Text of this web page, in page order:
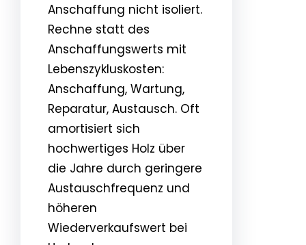
Anschaffung nicht isoliert.
Rechne statt des
Anschaffungswerts mit
Lebenszykluskosten:
Anschaffung, Wartung,
Reparatur, Austausch. Oft
amortisiert sich
hochwertiges Holz über
die Jahre durch geringere
Austauschfrequenz und
höheren
Wiederverkaufswert bei